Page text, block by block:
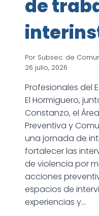
de
Por Subsec. de
26 julio, 2026
Profesionales del
El Hormiguero,
Constanzo, el
Preventiva y
una jornada de
fortalecer las
de violencia por
acciones
espacios de
experiencias y…